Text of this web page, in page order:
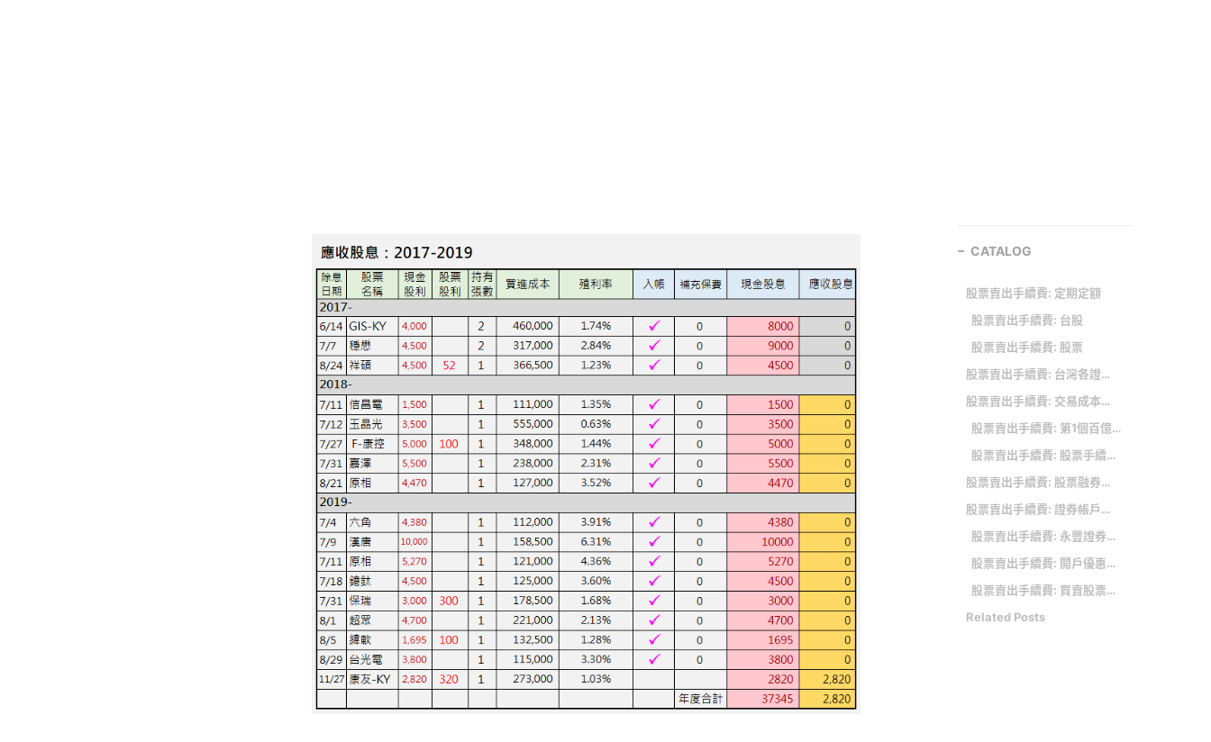
CATALOG
股票賣出手續費: 定期定額
股票賣出手續費: 台股
股票賣出手續費: 股票
股票賣出手續費: 台灣各證券商的電子下單手續費優惠折扣比較
股票賣出手續費: 交易成本的快速計算方法
股票賣出手續費: 第1個百億成交額花了2年3個月，但從100億到700億只用了1年 國泰證券敦南數位分公司是這樣辦到的
股票賣出手續費: 股票手續費計算方式是什麼？各大券商股票手續費/折扣總整理
股票賣出手續費: 股票融券放空的操作運用
股票賣出手續費: 證券帳戶延伸小教室
股票賣出手續費: 永豐證券定期定額手續費
股票賣出手續費: 開戶優惠活動
股票賣出手續費: 買賣股票手續費怎麼算？新手必看股票交易成本計算！如何折扣？
Related Posts